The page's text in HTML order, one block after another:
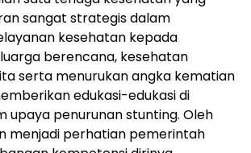
sangat strategis dalam
kesehatan kepada
berencana, kesehatan
serta menurukan angka kematian
edukasi-edukasi di
upaya penurunan stunting. Oleh
menjadi perhatian pemerintah